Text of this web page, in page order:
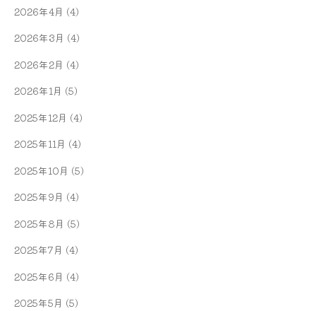
2026年4月 (4)
2026年3月 (4)
2026年2月 (4)
2026年1月 (5)
2025年12月 (4)
2025年11月 (4)
2025年10月 (5)
2025年9月 (4)
2025年8月 (5)
2025年7月 (4)
2025年6月 (4)
2025年5月 (5)